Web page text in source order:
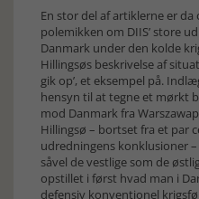
En stor del af artiklerne er
polemikken om DIIS’ store
Danmark under den kolde
Hillingsøs beskrivelse af
gik op’, et eksempel på.
hensyn til at tegne et mørkt
mod Danmark fra
Hillingsø – bortset fra et par
udredningens konklusioner
såvel de vestlige som de
opstillet i først hvad man i
defensiv konventionel